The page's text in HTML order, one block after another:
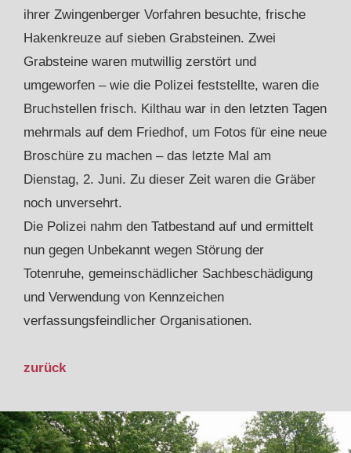
ihrer Zwingenberger Vorfahren besuchte, frische
Hakenkreuze auf sieben Grabsteinen. Zwei
Grabsteine waren mutwillig zerstört und
umgeworfen – wie die Polizei feststellte, waren die
Bruchstellen frisch. Kilthau war in den letzten Tagen
mehrmals auf dem Friedhof, um Fotos für eine neue
Broschüre zu machen – das letzte Mal am
Dienstag, 2. Juni. Zu dieser Zeit waren die Gräber
noch unversehrt.
Die Polizei nahm den Tatbestand auf und ermittelt
nun gegen Unbekannt wegen Störung der
Totenruhe, gemeinschädlicher Sachbeschädigung
und Verwendung von Kennzeichen
verfassungsfeindlicher Organisationen.
zurück